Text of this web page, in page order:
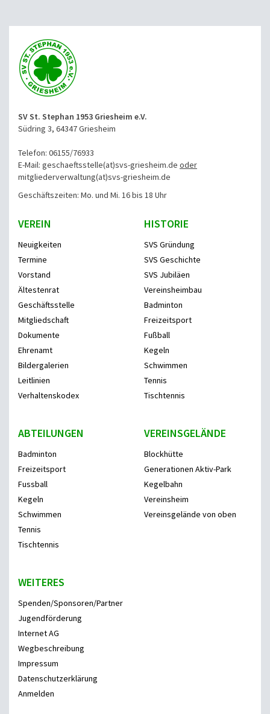
SV St. Stephan 1953 Griesheim e.V.
Südring 3, 64347 Griesheim
Telefon: 06155/76933
E-Mail: geschaeftsstelle(at)svs-griesheim.de oder
mitgliederverwaltung(at)svs-griesheim.de
Geschäftszeiten: Mo. und Mi. 16 bis 18 Uhr
VEREIN
Neuigkeiten
Termine
Vorstand
Ältestenrat
Geschäftsstelle
Mitgliedschaft
Dokumente
Ehrenamt
Bildergalerien
Leitlinien
Verhaltenskodex
HISTORIE
SVS Gründung
SVS Geschichte
SVS Jubiläen
Vereinsheimbau
Badminton
Freizeitsport
Fußball
Kegeln
Schwimmen
Tennis
Tischtennis
ABTEILUNGEN
Badminton
Freizeitsport
Fussball
Kegeln
Schwimmen
Tennis
Tischtennis
VEREINSGELÄNDE
Blockhütte
Generationen Aktiv-Park
Kegelbahn
Vereinsheim
Vereinsgelände von oben
WEITERES
Spenden/Sponsoren/Partner
Jugendförderung
Internet AG
Wegbeschreibung
Impressum
Datenschutzerklärung
Anmelden